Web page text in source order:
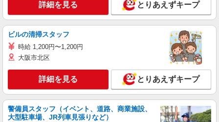
詳細を見る とりあえずキープ
ビルの清掃スタッフ
時給 1,200円〜1,200円
大阪市北区
詳細を見る とりあえずキープ
警備員スタッフ（イベント、道路、商業施設、
大型駐車場、JR列車見張りなど）